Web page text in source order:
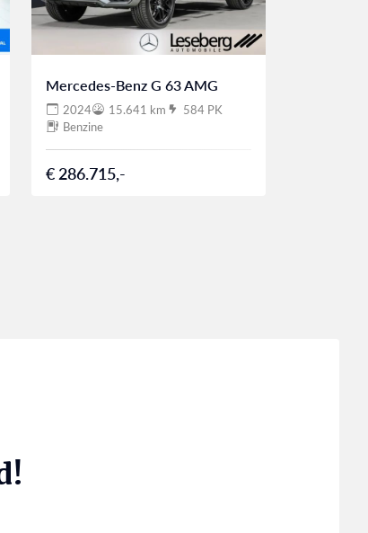
Mercedes-Benz G 63 AMG
2024 15.641 km
584 PK
Benzine
€ 286.715,-